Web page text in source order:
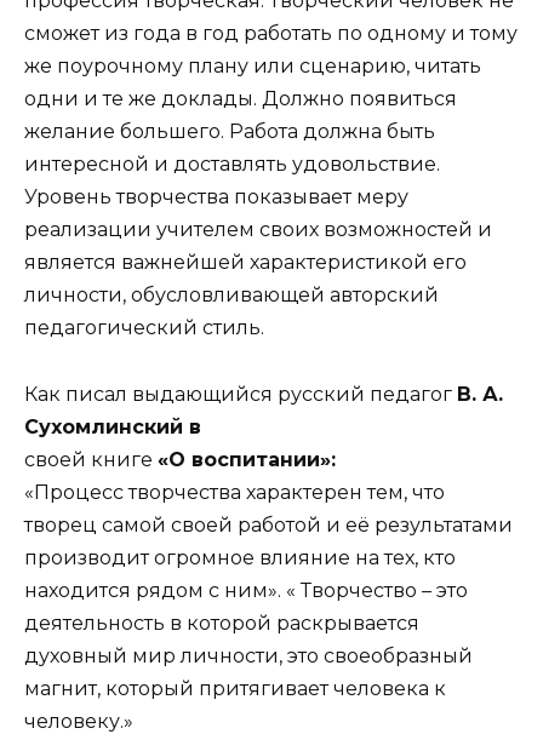
сможет из года в год работать по одному и тому
же поурочному плану или сценарию, читать
одни и те же доклады. Должно появиться
желание большего. Работа должна быть
интересной и доставлять удовольствие.
Уровень творчества показывает меру
реализации учителем своих возможностей и
является важнейшей характеристикой его
личности, обусловливающей авторский
педагогический стиль.
Как писал выдающийся русский педагог В. А.
Сухомлинский в
своей книге «О воспитании»:
«Процесс творчества характерен тем, что
творец самой своей работой и её результатами
производит огромное влияние на тех, кто
находится рядом с ним». « Творчество – это
деятельность в которой раскрывается
духовный мир личности, это своеобразный
магнит, который притягивает человека к
человеку.»